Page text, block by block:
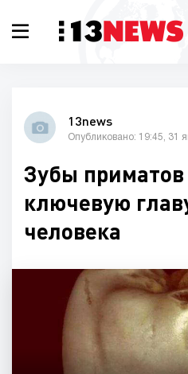
13news
Опубликовано: 19:45, 31
Зубы
ключевую
человека